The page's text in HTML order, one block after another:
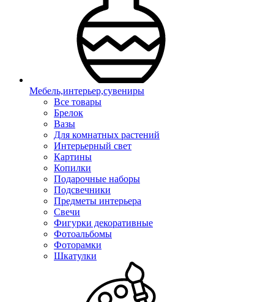
Мебель,интерьер,сувениры
Все товары
Брелок
Вазы
Для комнатных растений
Интерьерный свет
Картины
Копилки
Подарочные наборы
Подсвечники
Предметы интерьера
Свечи
Фигурки декоративные
Фотоальбомы
Фоторамки
Шкатулки